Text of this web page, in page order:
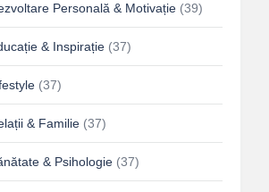
Personală & Motivație (39)
& Inspirație (37)
(37)
& Familie (37)
& Psihologie (37)